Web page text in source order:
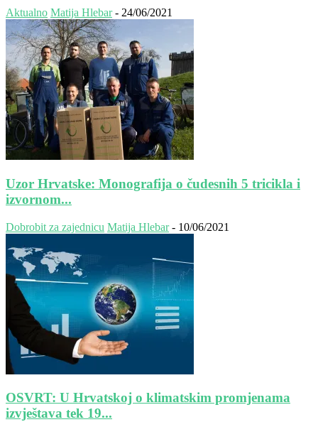
Aktualno Matija Hlebar - 24/06/2021
Uzor Hrvatske: Monografija o čudesnih 5 tricikla i
izvornom...
Dobrobit za zajednicu Matija Hlebar - 10/06/2021
OSVRT: U Hrvatskoj o klimatskim promjenama
izvještava tek 19...